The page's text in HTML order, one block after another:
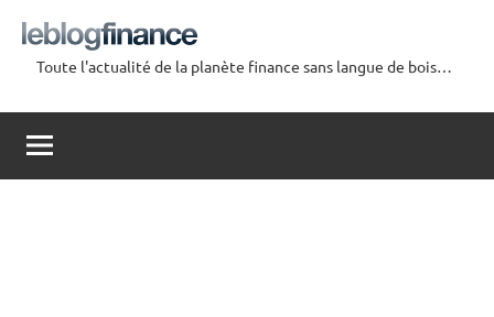
contenu
Blog
Finance
Toute l'actualité de la planète finance sans langue de bois…